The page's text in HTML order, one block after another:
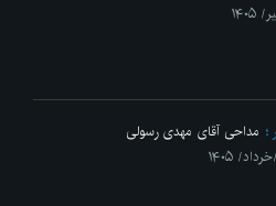
مداحی آقای مهدی رسولی